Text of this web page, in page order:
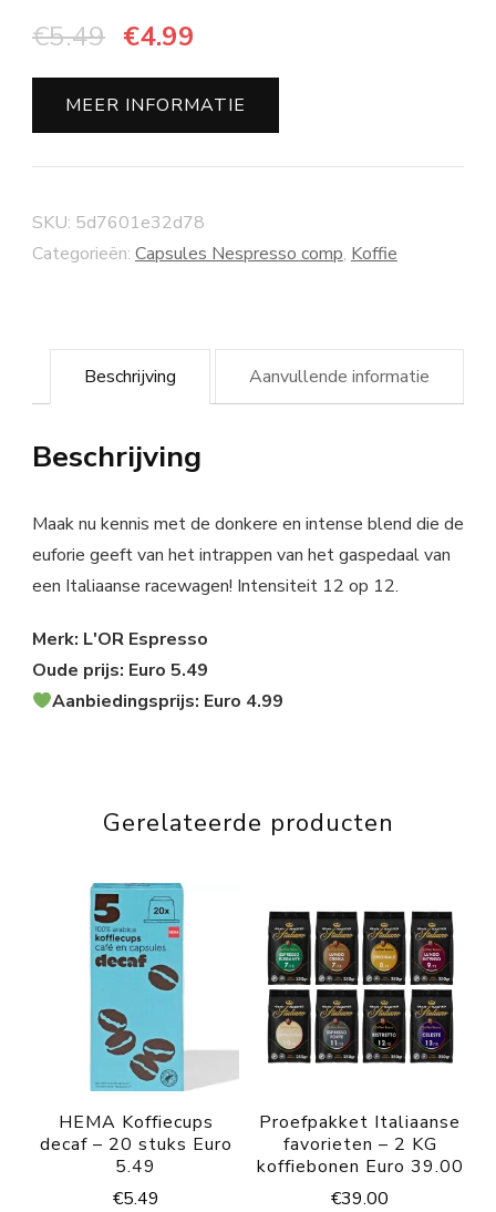
€5.49 Oorspronkelijke
prijs
was:
€5.49.
€4.99
prijs
is:
€4.99.
MEER INFORMATIE
SKU: 5d7601e32d78
Categorieën: Capsules Nespresso comp, Koffie
Beschrijving Aanvullende informatie
Beschrijving
Maak nu kennis met de donkere en intense blend die de
euforie geeft van het intrappen van het gaspedaal van
een Italiaanse racewagen! Intensiteit 12 op 12.
Merk: L'OR Espresso
Oude prijs: Euro 5.49
Aanbiedingsprijs: Euro 4.99
Gerelateerde producten
HEMA Koffiecups
decaf – 20 stuks Euro
5.49
€5.49
Proefpakket Italiaanse
favorieten – 2 KG
koffiebonen Euro 39.00
€39.00